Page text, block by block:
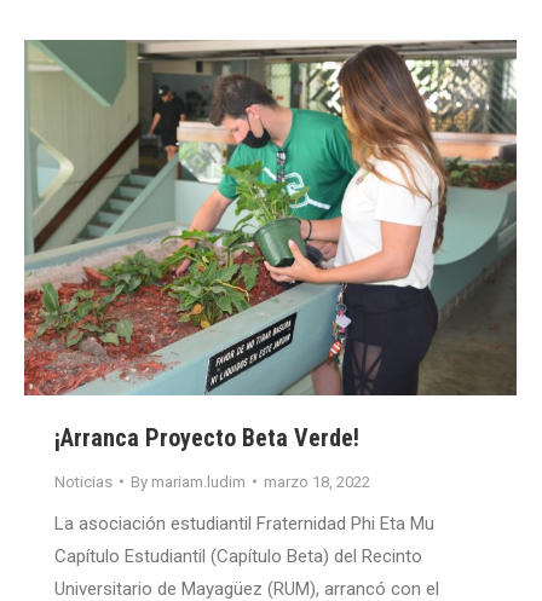
¡Arranca Proyecto Beta Verde!
Noticias By mariam.ludim marzo 18, 2022
La asociación estudiantil Fraternidad Phi Eta Mu
Capítulo Estudiantil (Capítulo Beta) del Recinto
Universitario de Mayagüez (RUM), arrancó con el